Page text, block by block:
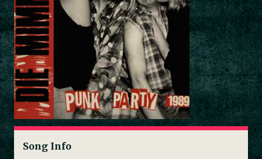
Song Info